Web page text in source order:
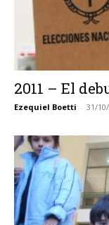
2011 – El
Ezequiel Boetti - 31/